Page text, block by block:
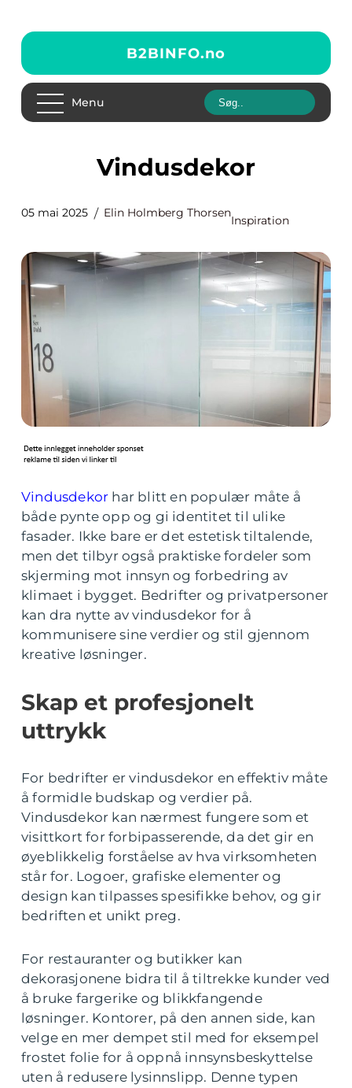
B2BINFO.no
Menu
Vindusdekor
05 mai 2025 Elin Holmberg Thorsen
Inspiration
Vindusdekor har blitt en populær måte å
både pynte opp og gi identitet til ulike
fasader. Ikke bare er det estetisk tiltalende,
men det tilbyr også praktiske fordeler som
skjerming mot innsyn og forbedring av
klimaet i bygget. Bedrifter og privatpersoner
kan dra nytte av vindusdekor for å
kommunisere sine verdier og stil gjennom
kreative løsninger.
Skap et profesjonelt
uttrykk
For bedrifter er vindusdekor en effektiv måte
å formidle budskap og verdier på.
Vindusdekor kan nærmest fungere som et
visittkort for forbipasserende, da det gir en
øyeblikkelig forståelse av hva virksomheten
står for. Logoer, grafiske elementer og
design kan tilpasses spesifikke behov, og gir
bedriften et unikt preg.
For restauranter og butikker kan
dekorasjonene bidra til å tiltrekke kunder ved
å bruke fargerike og blikkfangende
løsninger. Kontorer, på den annen side, kan
velge en mer dempet stil med for eksempel
frostet folie for å oppnå innsynsbeskyttelse
uten å redusere lysinnslipp. Denne typen